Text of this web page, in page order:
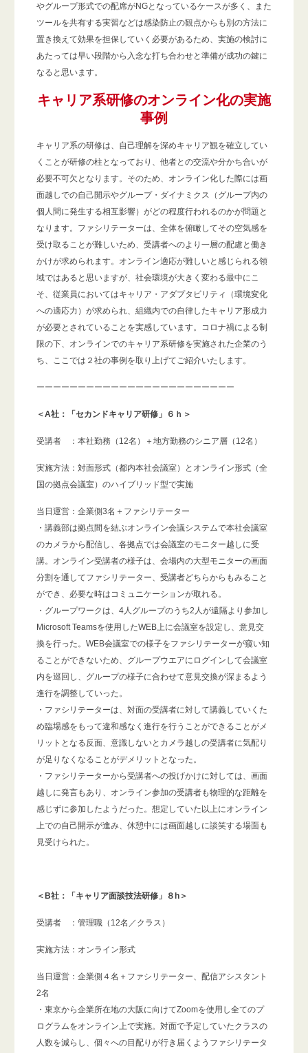
やグループ形式での配席がNGとなっているケースが多く、また
ツールを共有する実習などは感染防止の観点からも別の方法に
置き換えて効果を担保していく必要があるため、実施の検討に
あたっては早い段階から入念な打ち合わせと準備が成功の鍵に
なると思います。
キャリア系研修のオンライン化の実施
事例
キャリア系の研修は、自己理解を深めキャリア観を確立してい
くことが研修の柱となっており、他者との交流や分かち合いが
必要不可欠となります。そのため、オンライン化した際には画
面越しでの自己開示やグループ・ダイナミクス（グループ内の
個人間に発生する相互影響）がどの程度行われるのかが問題と
なります。ファシリテーターは、全体を俯瞰してその空気感を
受け取ることが難しいため、受講者へのより一層の配慮と働き
かけが求められます。オンライン適応が難しいと感じられる領
域ではあると思いますが、社会環境が大きく変わる最中にこ
そ、従業員においてはキャリア・アダプタビリティ（環境変化
への適応力）が求められ、組織内での自律したキャリア形成力
が必要とされていることを実感しています。コロナ禍による制
限の下、オンラインでのキャリア系研修を実施された企業のう
ち、ここでは２社の事例を取り上げてご紹介いたします。
ーーーーーーーーーーーーーーーーーーーーーーーー
＜A社：「セカンドキャリア研修」６ｈ＞
受講者 ：本社勤務（12名）＋地方勤務のシニア層（12名）
実施方法：対面形式（都内本社会議室）とオンライン形式（全
国の拠点会議室）のハイブリッド型で実施
当日運営：企業側3名＋ファシリテーター
・講義部は拠点間を結ぶオンライン会議システムで本社会議室
のカメラから配信し、各拠点では会議室のモニター越しに受
講。オンライン受講者の様子は、会場内の大型モニターの画面
分割を通してファシリテーター、受講者どちらからもみること
ができ、必要な時はコミュニケーションが取れる。
・グループワークは、4人グループのうち2人が遠隔より参加し
Microsoft Teamsを使用したWEB上に会議室を設定し、意見交
換を行った。WEB会議室での様子をファシリテーターが窺い知
ることができないため、グループウエアにログインして会議室
内を巡回し、グループの様子に合わせて意見交換が深まるよう
進行を調整していった。
・ファシリテーターは、対面の受講者に対して講義していくた
め臨場感をもって違和感なく進行を行うことができることがメ
リットとなる反面、意識しないとカメラ越しの受講者に気配り
が足りなくなることがデメリットとなった。
・ファシリテーターから受講者への投げかけに対しては、画面
越しに発言もあり、オンライン参加の受講者も物理的な距離を
感じずに参加したようだった。想定していた以上にオンライン
上での自己開示が進み、休憩中には画面越しに談笑する場面も
見受けられた。
＜B社：「キャリア面談技法研修」８h＞
受講者 ：管理職（12名／クラス）
実施方法：オンライン形式
当日運営：企業側４名＋ファシリテーター、配信アシスタント
2名
・東京から企業所在地の大阪に向けてZoomを使用し全てのプ
ログラムをオンライン上で実施。対面で予定していたクラスの
人数を減らし、個々への目配りが行き届くようファシリテータ